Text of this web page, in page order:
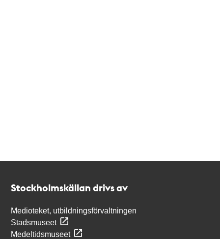
Stockholmskällan drivs av
Medioteket, utbildningsförvaltningen
Stadsmuseet
Medeltidsmuseet